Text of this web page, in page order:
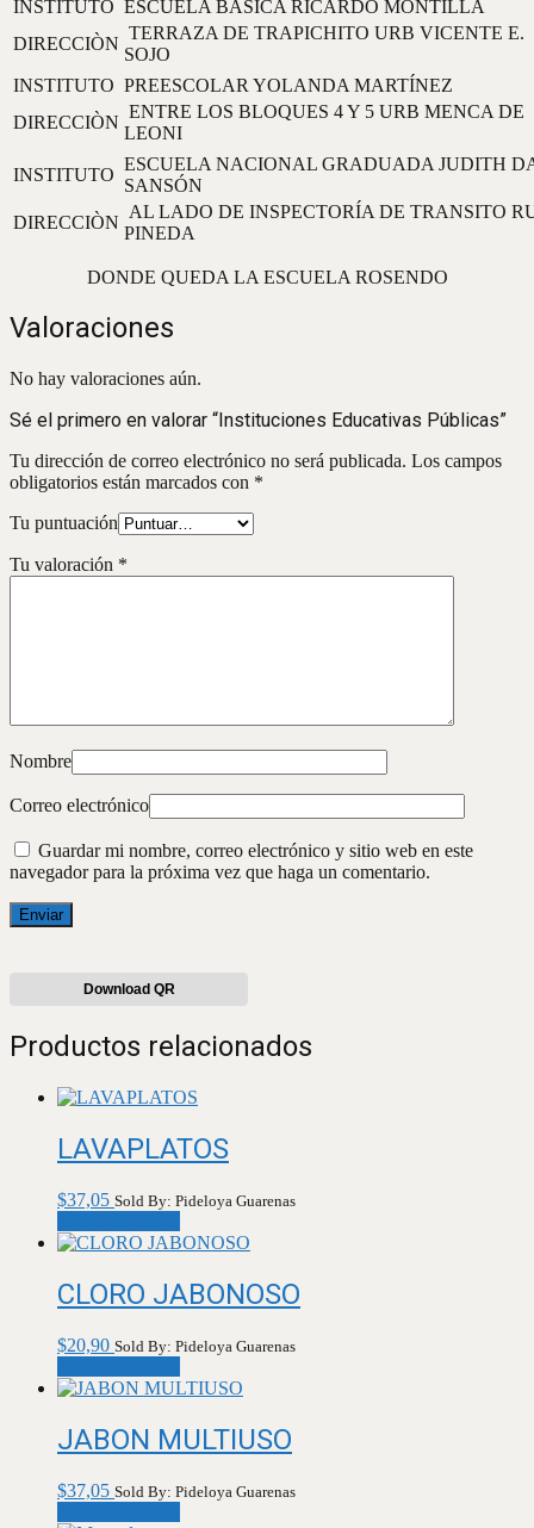
INSTITUTO ESCUELA BÁSICA RICARDO MONTILLA
DIRECCIÒN
TERRAZA DE TRAPICHITO URB VICENTE E.
SOJO
INSTITUTO PREESCOLAR YOLANDA MARTÍNEZ
DIRECCIÒN
ENTRE LOS BLOQUES 4 Y 5 URB MENCA DE
LEONI
INSTITUTO
ESCUELA NACIONAL GRADUADA JUDITH
SANSÓN
DIRECCIÒN
AL LADO DE INSPECTORÍA DE TRANSITO
PINEDA
DONDE QUEDA LA ESCUELA ROSENDO
Valoraciones
No hay valoraciones aún.
Sé el primero en valorar “Instituciones Educativas Públicas”
Tu dirección de correo electrónico no será publicada. Los campos
obligatorios están marcados con *
Tu puntuación
Tu valoración *
Nombre
Correo electrónico
Guardar mi nombre, correo electrónico y sitio web en este
navegador para la próxima vez que haga un comentario.
Download QR
Productos relacionados
LAVAPLATOS
$37,05 Sold By: Pideloya Guarenas
CLORO JABONOSO
$20,90 Sold By: Pideloya Guarenas
JABON MULTIUSO
$37,05 Sold By: Pideloya Guarenas